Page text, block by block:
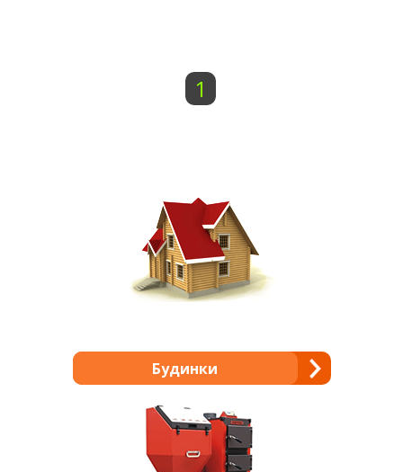
1
Будинки